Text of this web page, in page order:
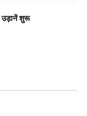
उड़ानें शुरू